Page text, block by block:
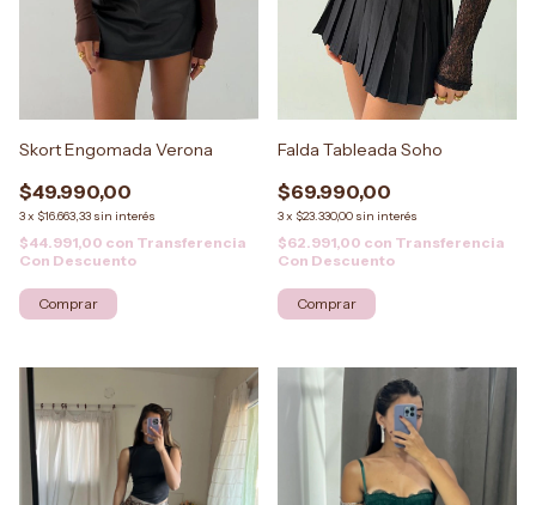
Skort Engomada Verona
$49.990,00
3x $16.663,33 sin interés
$44.991,00 con Transferencia
Con Descuento
Comprar
Falda Tableada Soho
$69.990,00
3x $23.330,00 sin interés
$62.991,00 con Transferencia
Con Descuento
Comprar